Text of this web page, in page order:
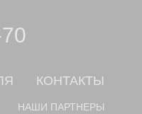
КОНТАКТЫ
НАШИ ПАРТНЕРЫ